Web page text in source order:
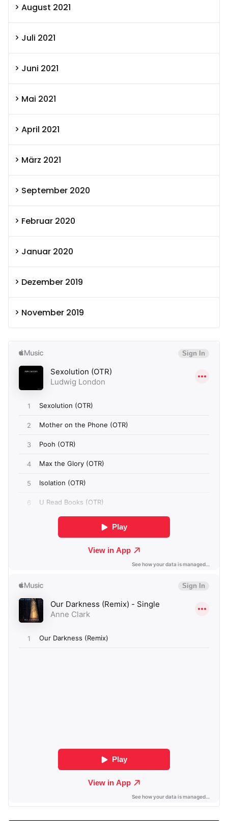
August 2021
Juli 2021
Juni 2021
Mai 2021
April 2021
März 2021
September 2020
Februar 2020
Januar 2020
Dezember 2019
November 2019